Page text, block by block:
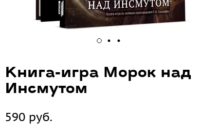
Книга-игра Морок над
Инсмутом
590 руб.